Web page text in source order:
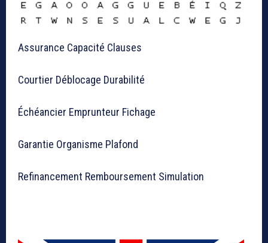
Assurance Capacité Clauses
Courtier Déblocage Durabilité
Échéancier Emprunteur Fichage
Garantie Organisme Plafond
Refinancement Remboursement Simulation